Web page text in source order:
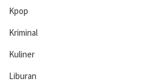
Kpop
Kriminal
Kuliner
Liburan